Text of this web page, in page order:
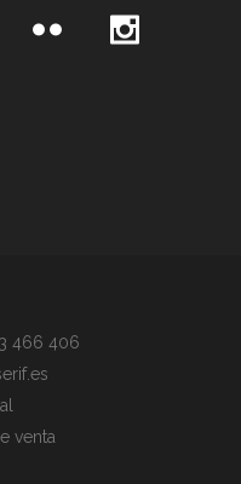
466 406
venta